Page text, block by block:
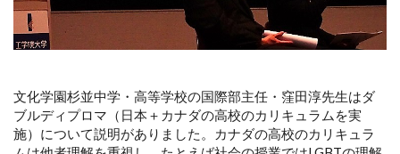
文化学園杉並中学・高等学校の国際部主任・窪田淳先生はダ
ブルディプロマ（日本＋カナダの高校のカリキュラムを実
施）について説明がありました。カナダの高校のカリキュラ